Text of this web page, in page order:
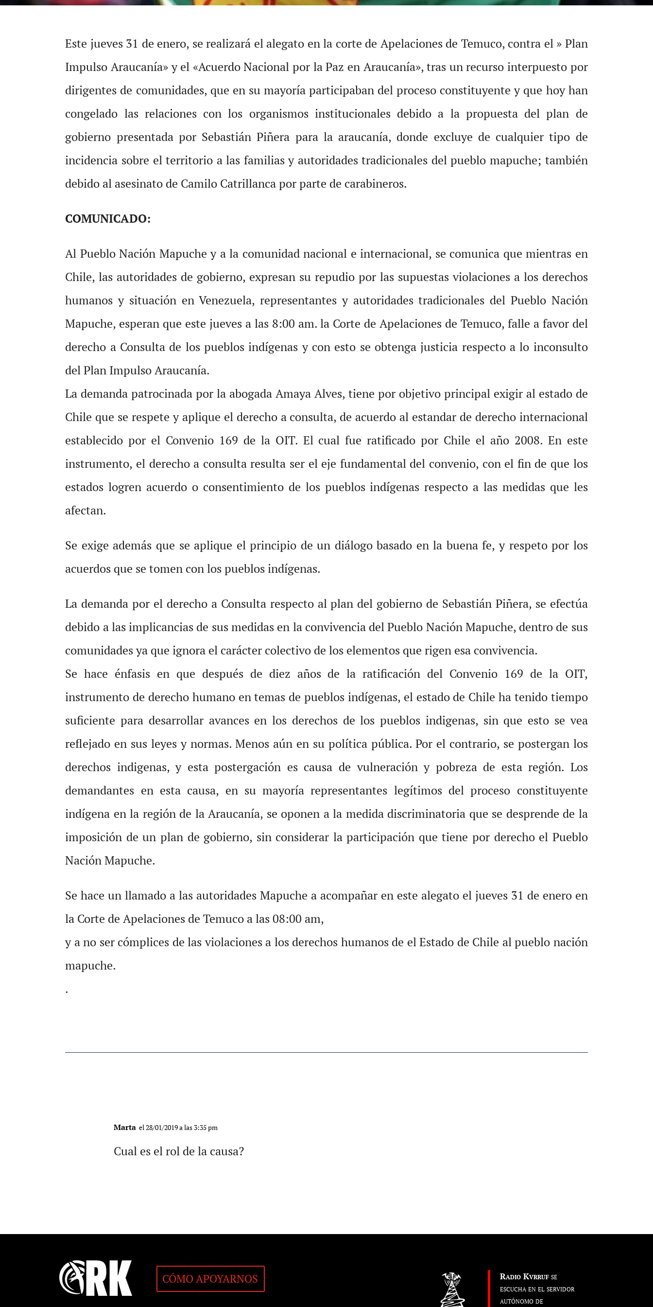
Este jueves 31 de enero, se realizará el alegato en la corte de Apelaciones de Temuco, contra el » Plan
Impulso Araucanía» y el «Acuerdo Nacional por la Paz en Araucanía», tras un recurso interpuesto por
dirigentes de comunidades, que en su mayoría participaban del proceso constituyente y que hoy han
congelado las relaciones con los organismos institucionales debido a la propuesta del plan de
gobierno presentada por Sebastián Piñera para la araucanía, donde excluye de cualquier tipo de
incidencia sobre el territorio a las familias y autoridades tradicionales del pueblo mapuche; también
debido al asesinato de Camilo Catrillanca por parte de carabineros.
COMUNICADO:
Al Pueblo Nación Mapuche y a la comunidad nacional e internacional, se comunica que mientras en
Chile, las autoridades de gobierno, expresan su repudio por las supuestas violaciones a los derechos
humanos y situación en Venezuela, representantes y autoridades tradicionales del Pueblo Nación
Mapuche, esperan que este jueves a las 8:00 am. la Corte de Apelaciones de Temuco, falle a favor del
derecho a Consulta de los pueblos indígenas y con esto se obtenga justicia respecto a lo inconsulto
del Plan Impulso Araucanía.
La demanda patrocinada por la abogada Amaya Alves, tiene por objetivo principal exigir al estado de
Chile que se respete y aplique el derecho a consulta, de acuerdo al estandar de derecho internacional
establecido por el Convenio 169 de la OIT. El cual fue ratificado por Chile el año 2008. En este
instrumento, el derecho a consulta resulta ser el eje fundamental del convenio, con el fin de que los
estados logren acuerdo o consentimiento de los pueblos indígenas respecto a las medidas que les
afectan.
Se exige además que se aplique el principio de un diálogo basado en la buena fe, y respeto por los
acuerdos que se tomen con los pueblos indígenas.
La demanda por el derecho a Consulta respecto al plan del gobierno de Sebastián Piñera, se efectúa
debido a las implicancias de sus medidas en la convivencia del Pueblo Nación Mapuche, dentro de sus
comunidades ya que ignora el carácter colectivo de los elementos que rigen esa convivencia.
Se hace énfasis en que después de diez años de la ratificación del Convenio 169 de la OIT,
instrumento de derecho humano en temas de pueblos indígenas, el estado de Chile ha tenido tiempo
suficiente para desarrollar avances en los derechos de los pueblos indigenas, sin que esto se vea
reflejado en sus leyes y normas. Menos aún en su política pública. Por el contrario, se postergan los
derechos indigenas, y esta postergación es causa de vulneración y pobreza de esta región. Los
demandantes en esta causa, en su mayoría representantes legítimos del proceso constituyente
indígena en la región de la Araucanía, se oponen a la medida discriminatoria que se desprende de la
imposición de un plan de gobierno, sin considerar la participación que tiene por derecho el Pueblo
Nación Mapuche.
Se hace un llamado a las autoridades Mapuche a acompañar en este alegato el jueves 31 de enero en
la Corte de Apelaciones de Temuco a las 08:00 am,
y a no ser cómplices de las violaciones a los derechos humanos de el Estado de Chile al pueblo nación
mapuche.
.
Marta el 28/01/2019 a las 3:35 pm
Cual es el rol de la causa?
CÓMO APOYARNOS Radio Kvrrufse
escucha en el servidor
autónomo de